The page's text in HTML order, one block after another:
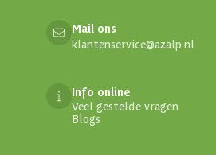
Mail ons
klantenservice@azalp.nl
Info online
Veel gestelde vragen
Blogs